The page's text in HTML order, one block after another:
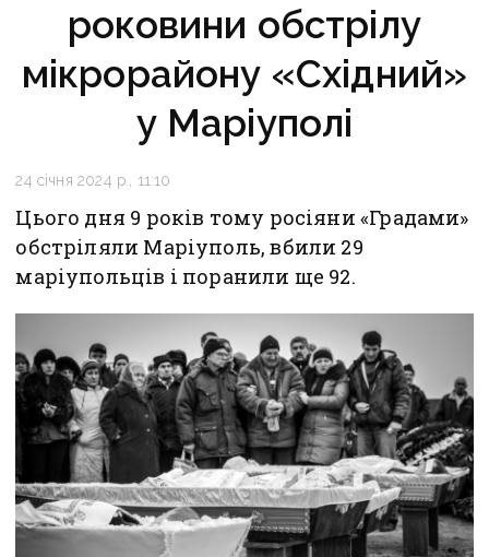
роковини обстрілу
мікрорайону «Східний»
у Маріуполі
24 січня 2024 р., 11:10
Цього дня 9 років тому росіяни «Градами»
обстріляли Маріуполь, вбили 29
маріупольців і поранили ще 92.